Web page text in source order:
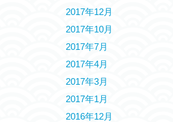
2017年12月
2017年10月
2017年7月
2017年4月
2017年3月
2017年1月
2016年12月